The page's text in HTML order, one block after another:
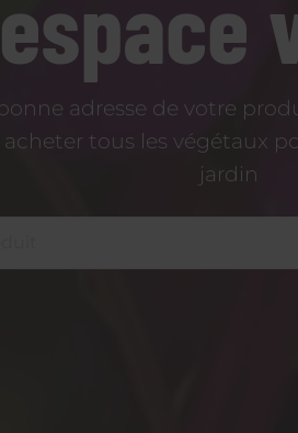
espace
adresse de votre
tous les végétaux
jardin